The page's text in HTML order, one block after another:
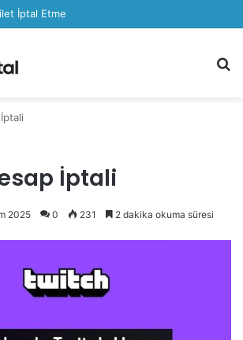
İptal Etme
İptali
2025 0 231 2 dakika okuma süresi